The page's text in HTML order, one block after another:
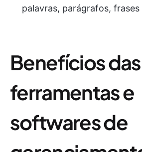
palavras, parágrafos,
Benefícios das
ferramentas e
softwares de